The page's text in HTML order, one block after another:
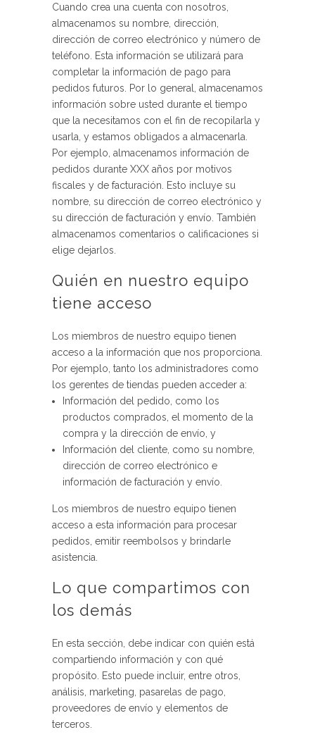
Cuando crea una cuenta con nosotros,
almacenamos su nombre, dirección,
dirección de correo electrónico y número de
teléfono. Esta información se utilizará para
completar la información de pago para
pedidos futuros. Por lo general, almacenamos
información sobre usted durante el tiempo
que la necesitamos con el fin de recopilarla y
usarla, y estamos obligados a almacenarla.
Por ejemplo, almacenamos información de
pedidos durante XXX años por motivos
fiscales y de facturación. Esto incluye su
nombre, su dirección de correo electrónico y
su dirección de facturación y envío. También
almacenamos comentarios o calificaciones si
elige dejarlos.
Quién en nuestro equipo
tiene acceso
Los miembros de nuestro equipo tienen
acceso a la información que nos proporciona.
Por ejemplo, tanto los administradores como
los gerentes de tiendas pueden acceder a:
Información del pedido, como los
productos comprados, el momento de la
compra y la dirección de envío, y
Información del cliente, como su nombre,
dirección de correo electrónico e
información de facturación y envío.
Los miembros de nuestro equipo tienen
acceso a esta información para procesar
pedidos, emitir reembolsos y brindarle
asistencia.
Lo que compartimos con
los demás
En esta sección, debe indicar con quién está
compartiendo información y con qué
propósito. Esto puede incluir, entre otros,
análisis, marketing, pasarelas de pago,
proveedores de envío y elementos de
terceros.